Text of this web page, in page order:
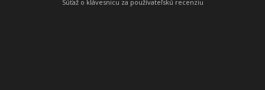
Súťaž o klávesnicu za používateľskú recenziu